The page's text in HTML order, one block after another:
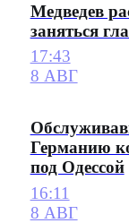
Медведев
заняться
17:43
8 АВГ
Германию
под Одессой
16:11
8 АВГ